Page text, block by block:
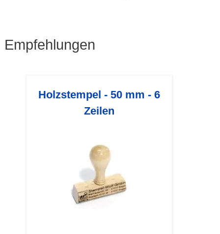
Empfehlungen
Holzstempel - 50 mm - 6
Zeilen